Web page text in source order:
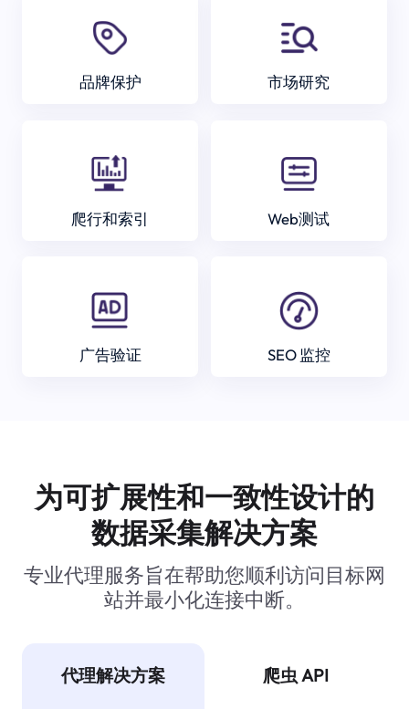
品牌保护 市场研究
爬行和索引 Web测试
广告验证 SEO 监控
为可扩展性和一致性设计的
数据采集解决方案
专业代理服务旨在帮助您顺利访问目标网
站并最小化连接中断。
代理解决方案 爬虫 API